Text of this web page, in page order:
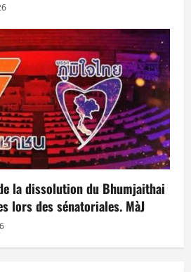
la dissolution du Bhumjaithai
lors des sénatoriales. MàJ